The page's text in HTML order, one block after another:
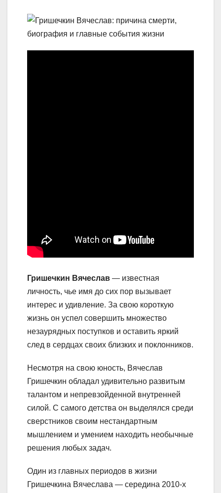
Гришечкин Вячеслав — известная
личность, чье имя до сих пор вызывает
интерес и удивление. За свою короткую
жизнь он успел совершить множество
незаурядных поступков и оставить яркий
след в сердцах своих близких и поклонников.
Несмотря на свою юность, Вячеслав
Гришечкин обладал удивительно развитым
талантом и непревзойденной внутренней
силой. С самого детства он выделялся среди
сверстников своим нестандартным
мышлением и умением находить необычные
решения любых задач.
Один из главных периодов в жизни
Гришечкина Вячеслава — середина 2010-х